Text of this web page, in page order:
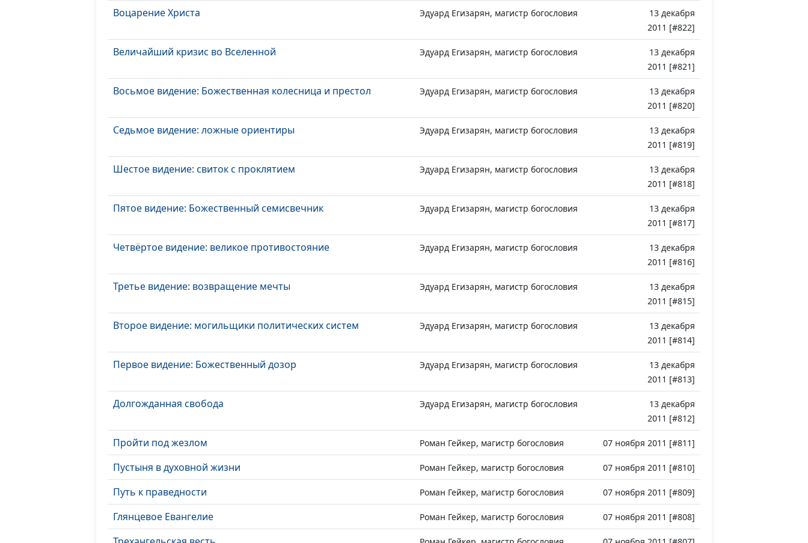
Воцарение Христа Эдуард Егизарян, магистр богословия
13 декабря
2011 [#822]
Величайший кризис во Вселенной Эдуард Егизарян, магистр богословия
13 декабря
2011 [#821]
Восьмое видение: Божественная колесница и престол Эдуард Егизарян, магистр богословия
13 декабря
2011 [#820]
Седьмое видение: ложные ориентиры Эдуард Егизарян, магистр богословия
13 декабря
2011 [#819]
Шестое видение: свиток с проклятием Эдуард Егизарян, магистр богословия
13 декабря
2011 [#818]
Пятое видение: Божественный семисвечник Эдуард Егизарян, магистр богословия
13 декабря
2011 [#817]
Четвёртое видение: великое противостояние Эдуард Егизарян, магистр богословия
13 декабря
2011 [#816]
Третье видение: возвращение мечты Эдуард Егизарян, магистр богословия
13 декабря
2011 [#815]
Второе видение: могильщики политических систем Эдуард Егизарян, магистр богословия
13 декабря
2011 [#814]
Первое видение: Божественный дозор Эдуард Егизарян, магистр богословия
13 декабря
2011 [#813]
Долгожданная свобода Эдуард Егизарян, магистр богословия
13 декабря
2011 [#812]
Пройти под жезлом Роман Гейкер, магистр богословия 07 ноября 2011 [#811]
Пустыня в духовной жизни Роман Гейкер, магистр богословия 07 ноября 2011 [#810]
Путь к праведности Роман Гейкер, магистр богословия 07 ноября 2011 [#809]
Глянцевое Евангелие Роман Гейкер, магистр богословия 07 ноября 2011 [#808]